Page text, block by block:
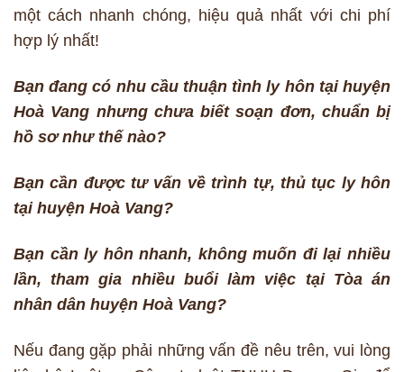
một cách nhanh chóng, hiệu quả nhất với chi phí
hợp lý nhất!
Bạn đang có nhu cầu thuận tình ly hôn tại huyện
Hoà Vang nhưng chưa biết soạn đơn, chuẩn bị
hồ sơ như thế nào?
Bạn cần được tư vấn về trình tự, thủ tục ly hôn
tại huyện Hoà Vang?
Bạn cần ly hôn nhanh, không muốn đi lại nhiều
lần, tham gia nhiều buổi làm việc tại Tòa án
nhân dân huyện Hoà Vang?
Nếu đang gặp phải những vấn đề nêu trên, vui lòng